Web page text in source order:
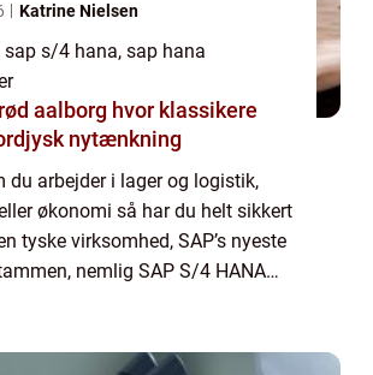
Katrine Nielsen
sap s/4 hana, sap hana
hvor klassikere
nytænkning
du arbejder i lager og logistik,
økonomi så har du helt sikkert
tyske virksomhed, SAP’s nyeste
nemlig SAP S/4 HANA